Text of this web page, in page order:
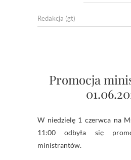
Redakcja (gt)
Promocja
W niedzielę 1 czerwca na
11:00 odbyła się
ministrantów.